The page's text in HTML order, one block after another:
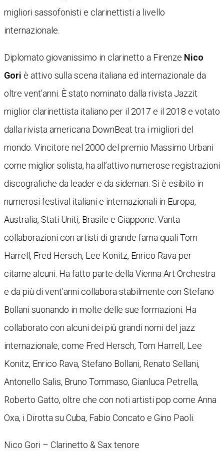
migliori sassofonisti e clarinettisti a livello
internazionale.
Diplomato giovanissimo in clarinetto a Firenze Nico
Gori è attivo sulla scena italiana ed internazionale da
oltre vent’anni. È stato nominato dalla rivista Jazzit
miglior clarinettista italiano per il 2017 e il 2018 e votato
dalla rivista americana DownBeat tra i migliori del
mondo. Vincitore nel 2000 del premio Massimo Urbani
come miglior solista, ha all’attivo numerose registrazioni
discografiche da leader e da sideman. Si è esibito in
numerosi festival italiani e internazionali in Europa,
Australia, Stati Uniti, Brasile e Giappone. Vanta
collaborazioni con artisti di grande fama quali Tom
Harrell, Fred Hersch, Lee Konitz, Enrico Rava per
citarne alcuni. Ha fatto parte della Vienna Art Orchestra
e da più di vent’anni collabora stabilmente con Stefano
Bollani suonando in molte delle sue formazioni. Ha
collaborato con alcuni dei più grandi nomi del jazz
internazionale, come Fred Hersch, Tom Harrell, Lee
Konitz, Enrico Rava, Stefano Bollani, Renato Sellani,
Antonello Salis, Bruno Tommaso, Gianluca Petrella,
Roberto Gatto, oltre che con noti artisti pop come Anna
Oxa, i Dirotta su Cuba, Fabio Concato e Gino Paoli.
Nico Gori – Clarinetto & Sax tenore